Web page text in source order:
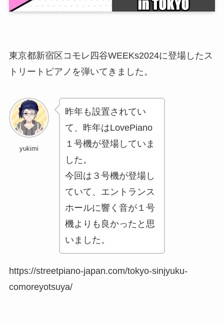
東京都新宿区コモレ四谷WEEKs2024に登場したス
トリートピアノを弾いてきました。
yukimi
昨年も設置されてい
て、昨年はLovePiano
１号機が登場していま
した。
今回は３号機が登場し
ていて、エントランス
ホールに響く音が１号
機よりも良かったと思
いました。
https://streetpiano-japan.com/tokyo-sinjyuku-
comoreyotsuya/